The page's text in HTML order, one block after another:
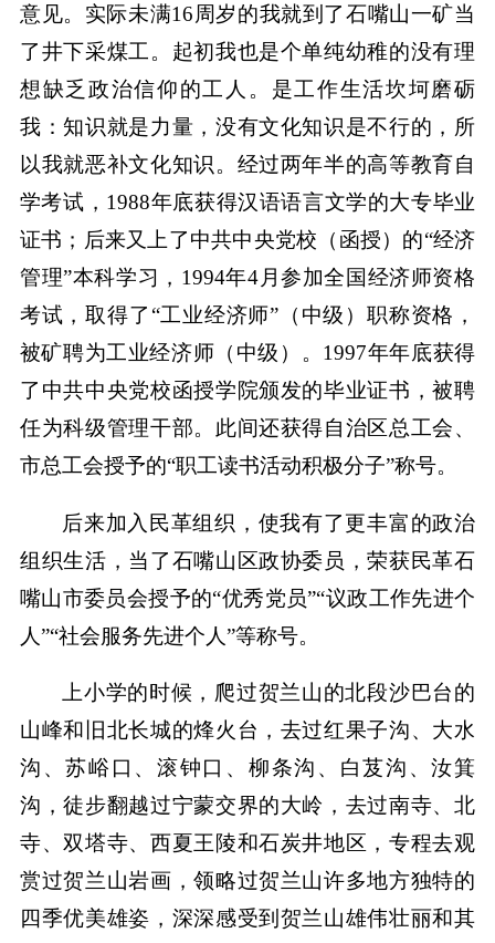
意见。实际未满16周岁的我就到了石嘴山一矿当
了井下采煤工。起初我也是个单纯幼稚的没有理
想缺乏政治信仰的工人。是工作生活坎坷磨砺
我：知识就是力量，没有文化知识是不行的，所
以我就恶补文化知识。经过两年半的高等教育自
学考试，1988年底获得汉语语言文学的大专毕业
证书；后来又上了中共中央党校（函授）的“经济
管理”本科学习，1994年4月参加全国经济师资格
考试，取得了“工业经济师”（中级）职称资格，
被矿聘为工业经济师（中级）。1997年年底获得
了中共中央党校函授学院颁发的毕业证书，被聘
任为科级管理干部。此间还获得自治区总工会、
市总工会授予的“职工读书活动积极分子”称号。
后来加入民革组织，使我有了更丰富的政治
组织生活，当了石嘴山区政协委员，荣获民革石
嘴山市委员会授予的“优秀党员”“议政工作先进个
人”“社会服务先进个人”等称号。
上小学的时候，爬过贺兰山的北段沙巴台的
山峰和旧北长城的烽火台，去过红果子沟、大水
沟、苏峪口、滚钟口、柳条沟、白芨沟、汝箕
沟，徒步翻越过宁蒙交界的大岭，去过南寺、北
寺、双塔寺、西夏王陵和石炭井地区，专程去观
赏过贺兰山岩画，领略过贺兰山许多地方独特的
四季优美雄姿，深深感受到贺兰山雄伟壮丽和其